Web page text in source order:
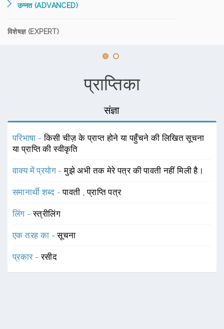
उन्नत (ADVANCED)
विशेषज्ञ (EXPERT)
प्राप्तिका
संज्ञा
परिभाषा -किसी चीज़ के प्राप्त होने या पहुँचने की लिखित सूचना
या प्राप्ति की स्वीकृति
वाक्य में प्रयोग -मुझे अभी तक मेरे पत्र की पावती नहीं मिली है।
समानार्थी शब्द -पावती ,प्राप्ति पत्र
लिंग -स्त्रीलिंग
एक तरह का -सूचना
प्रकार -रसीद